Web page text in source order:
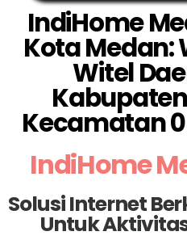
IndiHome
Kota Medan:
Witel
Kabupaten
Kecamatan
IndiHome
Solusi Internet
Untuk